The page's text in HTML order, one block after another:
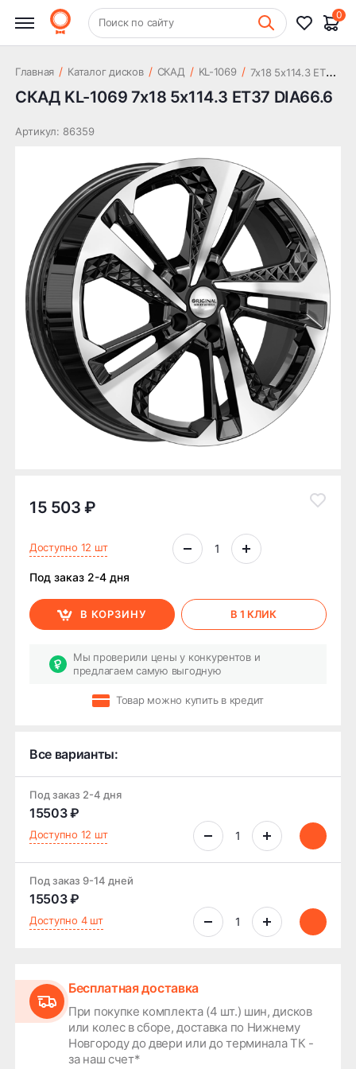
+7 (831) 261-35-35 Шиномонтаж
Поиск по сайту
0
Главная / Каталог дисков / СКАД / KL-1069 / 7
x18 5x114.3 ET37 DIA66.6
СКАД KL-1069 7x18 5x114.3 ET37 DIA66.6
Артикул: 86359
15 503 ₽
Доступно 12 шт
Под заказ 2-4 дня
В КОРЗИНУ В 1 КЛИК
Мы проверили цены у конкурентов и
предлагаем самую выгодную
Товар можно купить в кредит
Все варианты:
Под заказ 2-4 дня
15503 ₽
Доступно 12 шт
Под заказ 9-14 дней
15503 ₽
Доступно 4 шт
Бесплатная доставка
При покупке комплекта (4 шт.) шин, дисков
или колес в сборе, доставка по Нижнему
Новгороду до двери или до терминала ТК -
за наш счет*